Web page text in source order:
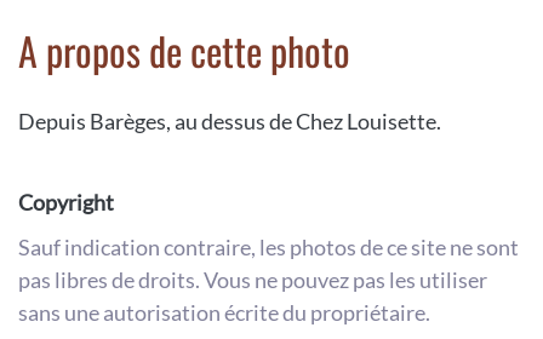
A propos de cette photo
Depuis Barèges, au dessus de Chez Louisette.
Copyright
Sauf indication contraire, les photos de ce site ne sont
pas libres de droits. Vous ne pouvez pas les utiliser
sans une autorisation écrite du propriétaire.